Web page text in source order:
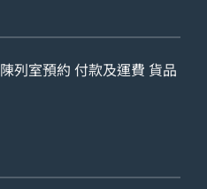
陳列室預約 付款及運費 貨品